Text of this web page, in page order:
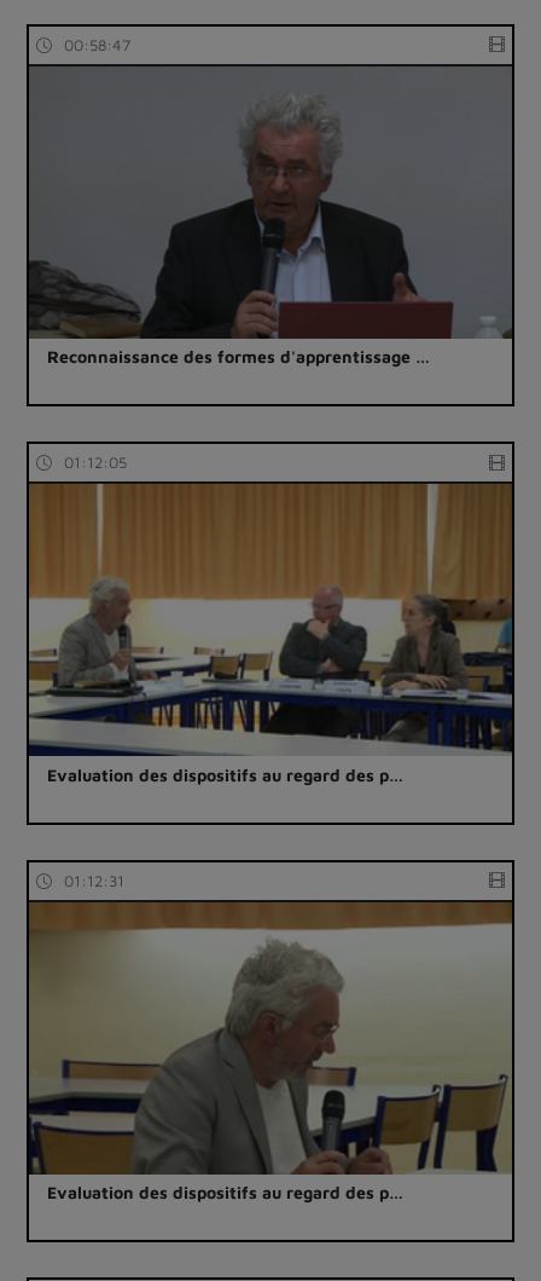
00:58:47
Reconnaissance des formes d'apprentissage …
01:12:05
Evaluation des dispositifs au regard des p…
01:12:31
Evaluation des dispositifs au regard des p…